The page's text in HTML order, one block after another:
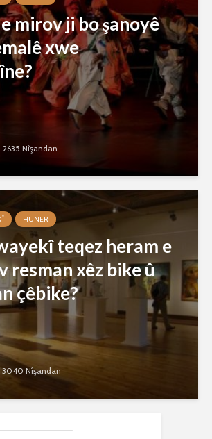
mirov ji bo şanoyê
xwe
2635 Nîşandan
HUNER
teqez heram e
resman xêz bike û
çêbike?
3040 Nîşandan